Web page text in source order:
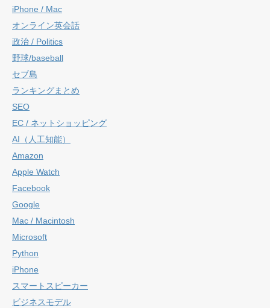
iPhone / Mac
オンライン英会話
政治 / Politics
野球/baseball
セブ島
ランキングまとめ
SEO
EC / ネットショッピング
AI（人工知能）
Amazon
Apple Watch
Facebook
Google
Mac / Macintosh
Microsoft
Python
iPhone
スマートスピーカー
ビジネスモデル